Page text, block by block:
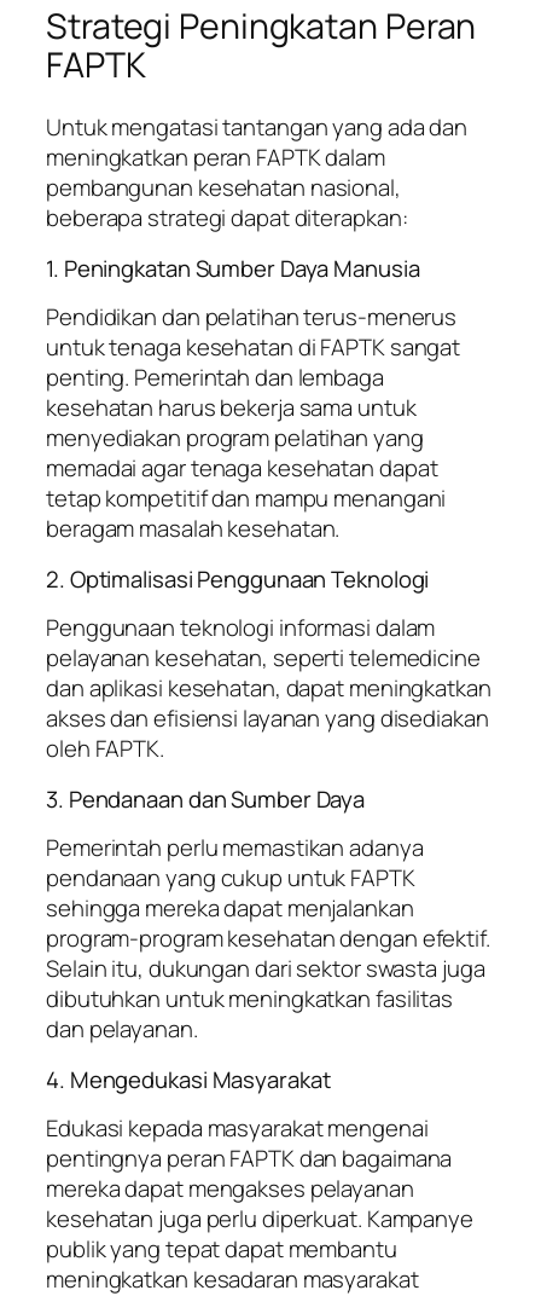
Strategi Peningkatan Peran
FAPTK
Untuk mengatasi tantangan yang ada dan
meningkatkan peran FAPTK dalam
pembangunan kesehatan nasional,
beberapa strategi dapat diterapkan:
1. Peningkatan Sumber Daya Manusia
Pendidikan dan pelatihan terus-menerus
untuk tenaga kesehatan di FAPTK sangat
penting. Pemerintah dan lembaga
kesehatan harus bekerja sama untuk
menyediakan program pelatihan yang
memadai agar tenaga kesehatan dapat
tetap kompetitif dan mampu menangani
beragam masalah kesehatan.
2. Optimalisasi Penggunaan Teknologi
Penggunaan teknologi informasi dalam
pelayanan kesehatan, seperti telemedicine
dan aplikasi kesehatan, dapat meningkatkan
akses dan efisiensi layanan yang disediakan
oleh FAPTK.
3. Pendanaan dan Sumber Daya
Pemerintah perlu memastikan adanya
pendanaan yang cukup untuk FAPTK
sehingga mereka dapat menjalankan
program-program kesehatan dengan efektif.
Selain itu, dukungan dari sektor swasta juga
dibutuhkan untuk meningkatkan fasilitas
dan pelayanan.
4. Mengedukasi Masyarakat
Edukasi kepada masyarakat mengenai
pentingnya peran FAPTK dan bagaimana
mereka dapat mengakses pelayanan
kesehatan juga perlu diperkuat. Kampanye
publik yang tepat dapat membantu
meningkatkan kesadaran masyarakat